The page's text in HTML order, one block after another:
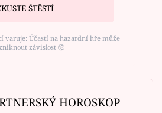
ŠTĚSTÍ
varuje: Účastí na hazardní hře může
závislost ⑱
HOROSKOP